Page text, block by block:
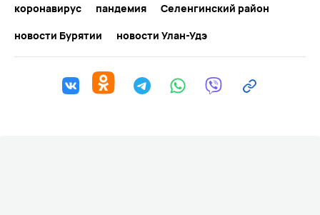
коронавирус пандемия
Селенгинский район
новости Бурятии
новости Улан-Удэ